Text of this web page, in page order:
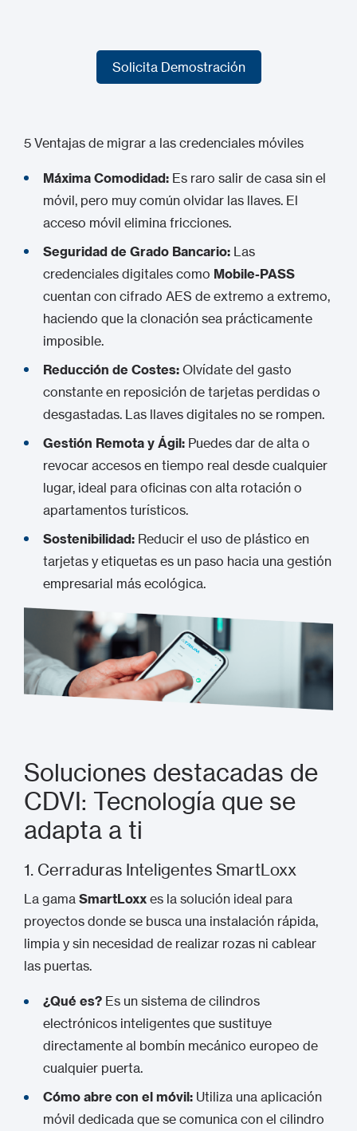
Solicita Demostración
5 Ventajas de migrar a las credenciales móviles
Máxima Comodidad: Es raro salir de casa sin el
móvil, pero muy común olvidar las llaves. El
acceso móvil elimina fricciones.
Seguridad de Grado Bancario: Las
credenciales digitales como Mobile-PASS
cuentan con cifrado AES de extremo a extremo,
haciendo que la clonación sea prácticamente
imposible.
Reducción de Costes: Olvídate del gasto
constante en reposición de tarjetas perdidas o
desgastadas. Las llaves digitales no se rompen.
Gestión Remota y Ágil: Puedes dar de alta o
revocar accesos en tiempo real desde cualquier
lugar, ideal para oficinas con alta rotación o
apartamentos turísticos.
Sostenibilidad: Reducir el uso de plástico en
tarjetas y etiquetas es un paso hacia una gestión
empresarial más ecológica.
Soluciones destacadas de
CDVI: Tecnología que se
adapta a ti
1. Cerraduras Inteligentes SmartLoxx
La gama SmartLoxx es la solución ideal para
proyectos donde se busca una instalación rápida,
limpia y sin necesidad de realizar rozas ni cablear
las puertas.
¿Qué es? Es un sistema de cilindros
electrónicos inteligentes que sustituye
directamente al bombín mecánico europeo de
cualquier puerta.
Cómo abre con el móvil: Utiliza una aplicación
móvil dedicada que se comunica con el cilindro